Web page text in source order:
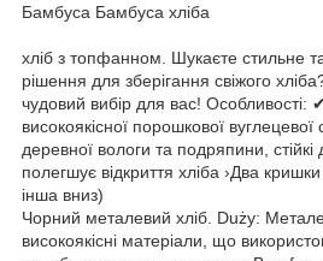
Бамбуса Бамбуса хліба
хліб з топфанном. Шукаєте стильне
рішення для зберігання свіжого
чудовий вибір для вас! Особливості:
високоякісної порошкової вуглецевої
деревної вологи та подряпини, стійкі
полегшує відкриття хліба ›Два
інша вниз)
Чорний металевий хліб. Duży:
високоякісні матеріали, що